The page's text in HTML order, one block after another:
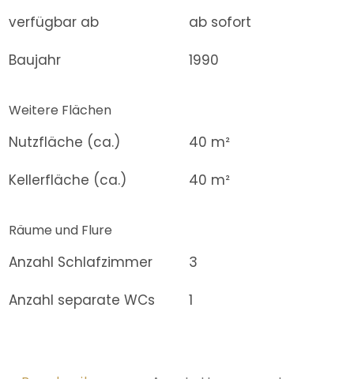
verfügbar ab
ab sofort
Baujahr
1990
Weitere Flächen
Nutzfläche (ca.)
40 m²
Kellerfläche (ca.)
40 m²
Räume und Flure
Anzahl Schlafzimmer
3
Anzahl separate WCs
1